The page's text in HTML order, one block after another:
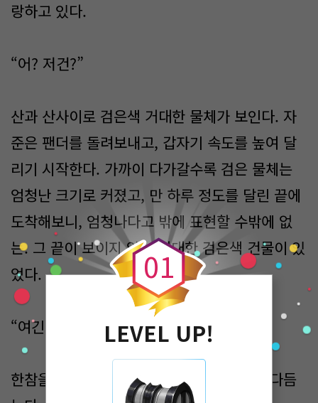
랑하고 있다.
“어? 저건?”
산과 산사이로 검은색 거대한 물체가 보인다. 자
준은 팬더를 돌려보내고, 갑자기 속도를 높여 달
리기 시작한다. 가까이 다가갈수록 검은 물체는
엄청난 크기로 커졌고, 만 하루 정도를 달린 끝에
도착해보니, 엄청나다고 밖에 표현할 수밖에 없
는. 그 끝이 보이지 않는 거대한 검은색 건물이 있
었다.
“여긴...”
한참을 멍하니 서서 바라보다. 그 건물을 쓰다듬
0
0
1
LEVEL UP!